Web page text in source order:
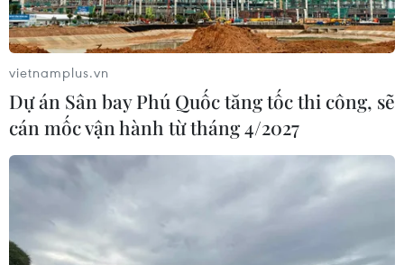
Tây Ban Nha phát trực tiếp nhật thực
toàn phần từ độ cao 9.000 m
Tàu chở hàng của Thổ Nhĩ Kỳ bị tấn
công trên Biển Đen
vietnamplus.vn
Dự án Sân bay Phú Quốc tăng tốc thi công, sẽ
cán mốc vận hành từ tháng 4/2027